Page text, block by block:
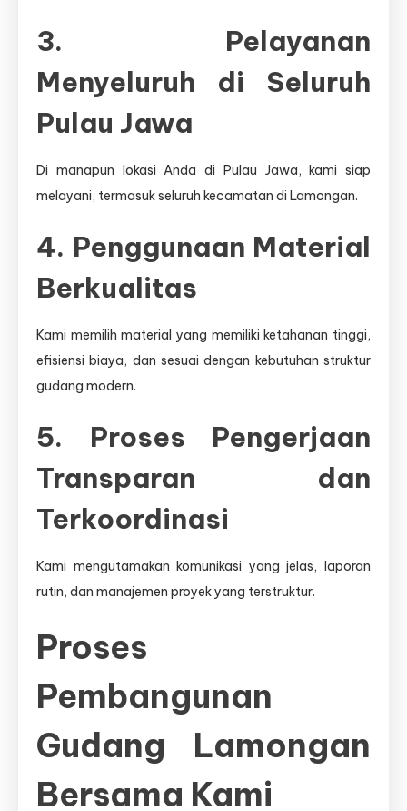
3. Pelayanan
Menyeluruh di Seluruh
Pulau Jawa
Di manapun lokasi Anda di Pulau Jawa, kami siap
melayani, termasuk seluruh kecamatan di Lamongan.
4. Penggunaan Material
Berkualitas
Kami memilih material yang memiliki ketahanan tinggi,
efisiensi biaya, dan sesuai dengan kebutuhan struktur
gudang modern.
5. Proses Pengerjaan
Transparan dan
Terkoordinasi
Kami mengutamakan komunikasi yang jelas, laporan
rutin, dan manajemen proyek yang terstruktur.
Proses
Pembangunan
Gudang Lamongan
Bersama Kami